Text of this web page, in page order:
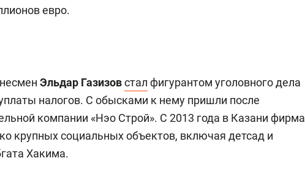
евро.
Эльдар Газизовстал фигурантом уголовного дела
налогов. С обысками к нему пришли после
компании «Нэо Строй». С 2013 года в Казани фирма
крупных социальных объектов, включая детсад и
Хакима.